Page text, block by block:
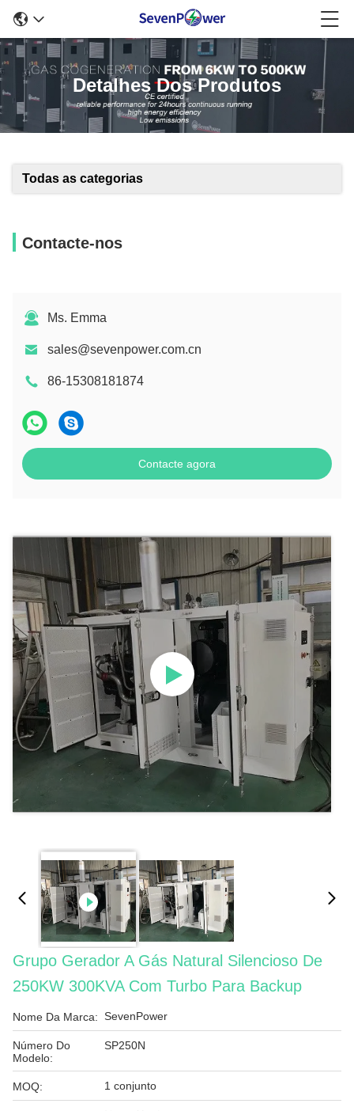
Detalhes Dos Produtos
Todas as categorias
Contacte-nos
Ms. Emma
sales@sevenpower.com.cn
86-15308181874
Contacte agora
Grupo Gerador A Gás Natural Silencioso De
250KW 300KVA Com Turbo Para Backup
Nome Da Marca: SevenPower
Número Do
Modelo:
SP250N
MOQ: 1 conjunto